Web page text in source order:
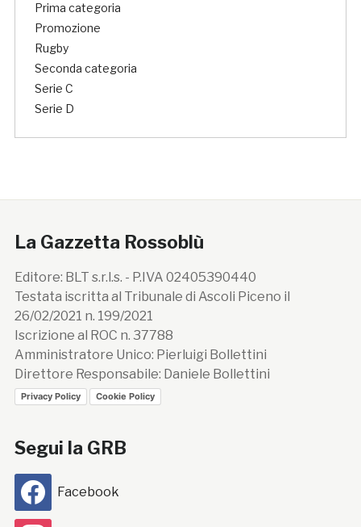
Prima categoria
Promozione
Rugby
Seconda categoria
Serie C
Serie D
La Gazzetta Rossoblù
Editore: BLT s.r.l.s. - P.IVA 02405390440
Testata iscritta al Tribunale di Ascoli Piceno il
26/02/2021 n. 199/2021
Iscrizione al ROC n. 37788
Amministratore Unico: Pierluigi Bollettini
Direttore Responsabile: Daniele Bollettini
Privacy Policy Cookie Policy
Segui la GRB
Facebook